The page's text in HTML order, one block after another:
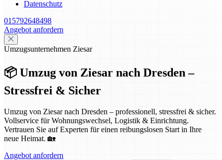
Datenschutz
015792648498
Angebot anfordern
Umzugsunternehmen Ziesar
📦 Umzug von Ziesar nach Dresden –
Stressfrei & Sicher
Umzug von Ziesar nach Dresden – professionell, stressfrei & sicher.
Vollservice für Wohnungswechsel, Logistik & Einrichtung.
Vertrauen Sie auf Experten für einen reibungslosen Start in Ihre
neue Heimat. 🏡
Angebot anfordern